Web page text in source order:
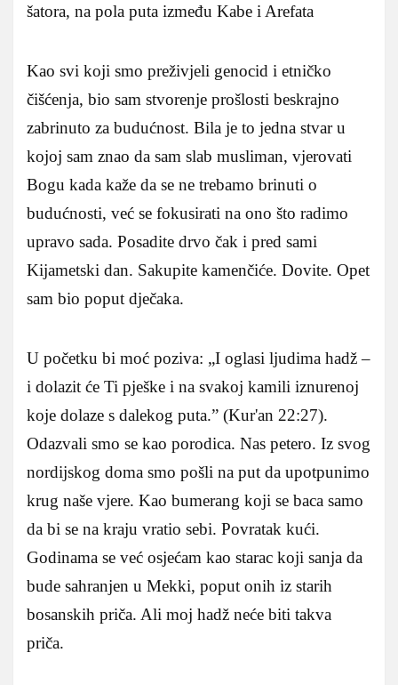
šatora, na pola puta između Kabe i Arefata
Kao svi koji smo preživjeli genocid i etničko
čišćenja, bio sam stvorenje prošlosti beskrajno
zabrinuto za budućnost. Bila je to jedna stvar u
kojoj sam znao da sam slab musliman, vjerovati
Bogu kada kaže da se ne trebamo brinuti o
budućnosti, već se fokusirati na ono što radimo
upravo sada. Posadite drvo čak i pred sami
Kijametski dan. Sakupite kamenčiće. Dovite. Opet
sam bio poput dječaka.
U početku bi moć poziva: „I oglasi ljudima hadž –
i dolazit će Ti pješke i na svakoj kamili iznurenoj
koje dolaze s dalekog puta.” (Kur'an 22:27).
Odazvali smo se kao porodica. Nas petero. Iz svog
nordijskog doma smo pošli na put da upotpunimo
krug naše vjere. Kao bumerang koji se baca samo
da bi se na kraju vratio sebi. Povratak kući.
Godinama se već osjećam kao starac koji sanja da
bude sahranjen u Mekki, poput onih iz starih
bosanskih priča. Ali moj hadž neće biti takva
priča.